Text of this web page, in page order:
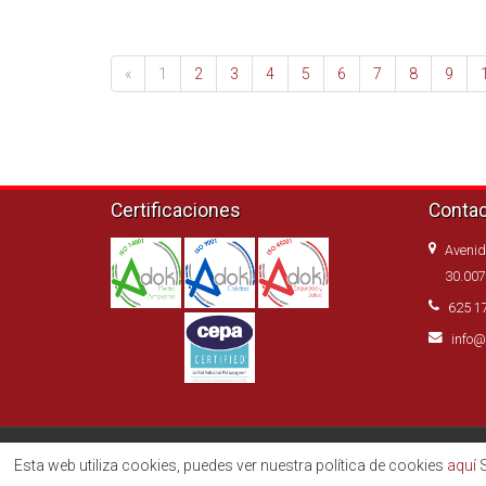
Esta web utiliza cookies, puedes ver nuestra política de cookies aquí
« 1 2 3 4 5 6 7 8 9
Certificaciones
625
Belmonte Control de Higiene